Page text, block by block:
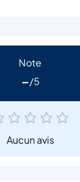
Note
-
Aucun avis